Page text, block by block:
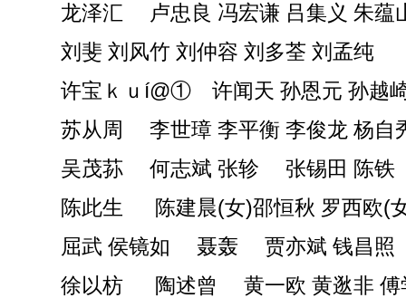
龙泽汇 卢忠良 冯宏谦 吕集义 朱蕴
刘斐 刘风竹 刘仲容 刘多荃 刘孟纯
许宝ｋｕí@① 许闻天 孙恩元 孙越
苏从周 李世璋 李平衡 李俊龙 杨自
吴茂荪 何志斌 张轸 张锡田 陈铁
陈此生 陈建晨(女)邵恒秋 罗西欧(
屈武 侯镜如 聂轰 贾亦斌 钱昌照
徐以枋 陶述曾 黄一欧 黄逖非 傅